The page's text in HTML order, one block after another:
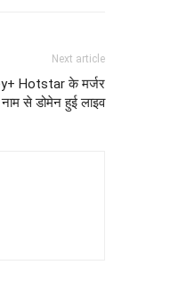
Next article
Hotstar के मर्जर
से डोमेन हुई लाइव